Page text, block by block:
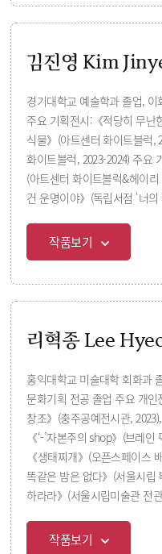
김진영 Kim
경기대학교 예술학과 졸업,
주요 기획전시:《적당히 무난
식물》(아트센터 화이트블럭,
화이트블럭, 2023-2024) 주요
(아트센터 화이트블럭&헤이
건 운명이야》(독립서점 '너
작품보기
리혁종 Lee
홍익대학교 미술대학 회화과
문화기획 전공 졸업 주요 개
창조》(충주공예전시관,
《‘-’자본주의 shop》(브레
《생태찌개》(오픈스페이스
똑같은 밤은 없다》(서울시립
하라라》(서울시립미술관 전
작품보기